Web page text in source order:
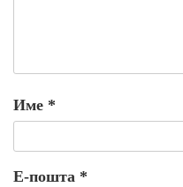
Име *
Е-пошта *